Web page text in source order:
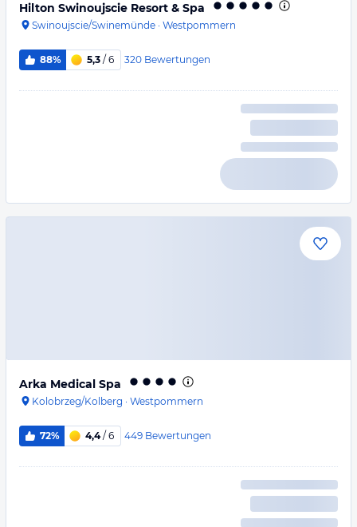
Hilton Swinoujscie Resort & Spa
Swinoujscie/Swinemünde · Westpommern
88% 5,3 / 6 320 Bewertungen
Arka Medical Spa
Kolobrzeg/Kolberg · Westpommern
72% 4,4/ 6 449 Bewertungen